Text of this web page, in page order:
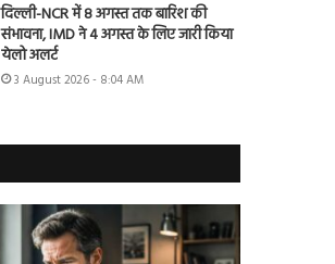
दिल्ली-NCR में 8 अगस्त तक बारिश की
संभावना, IMD ने 4 अगस्त के लिए जारी किया
येलो अलर्ट
3 August 2026 - 8:04 AM